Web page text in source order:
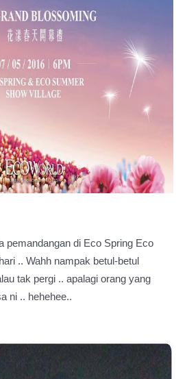
pemandangan di Eco Spring Eco
.. Wahh nampak betul-betul
tak pergi .. apalagi orang yang
ni .. hehehee..